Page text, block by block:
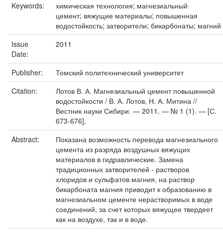
Keywords:
химическая технология; магнезиальный
цемент; вяжущие материалы; повышенная
водостойкость; затворители; бикарбонаты; магний
Issue
Date:
2011
Publisher:
Томский политехнический университет
Citation:
Лотов В. А. Магнезиальный цемент повышенной
водостойкости / В. А. Лотов, Н. А. Митина //
Вестник науки Сибири. — 2011. — № 1 (1). — [С.
673-676].
Abstract:
Показана возможность перевода магнезиального
цемента из разряда воздушных вяжущих
материалов в гидравлические. Замена
традиционных затворителей - растворов
хлоридов и сульфатов магния, на раствор
бикарбоната магния приводит к образованию в
магнезиальном цементе нерастворимых в воде
соединений, за счет которых вяжущее твердеет
как на воздухе, так и в воде.